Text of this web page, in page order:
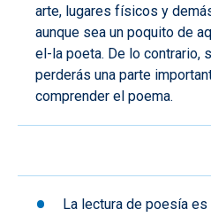
arte, lugares físicos y
aunque sea un poquito de
el-la poeta. De lo contrario,
perderás una parte
comprender el poema.
La lectura de poesía es